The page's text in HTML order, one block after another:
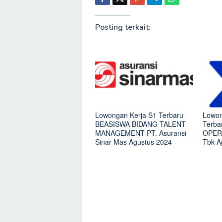
Posting terkait:
Lowongan Kerja S1 Terbaru
BEASISWA BIDANG TALENT
MANAGEMENT PT. Asuransi
Sinar Mas Agustus 2024
Tbk